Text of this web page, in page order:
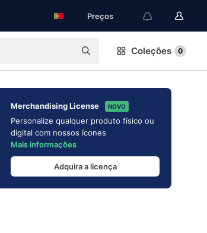
Preços
Coleções 0
Merchandising License NOVO
Personalize qualquer produto físico ou
digital com nossos ícones
Mais informações
Adquira a licença